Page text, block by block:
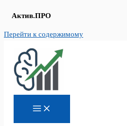
Актив.ПРО
Перейти к содержимому